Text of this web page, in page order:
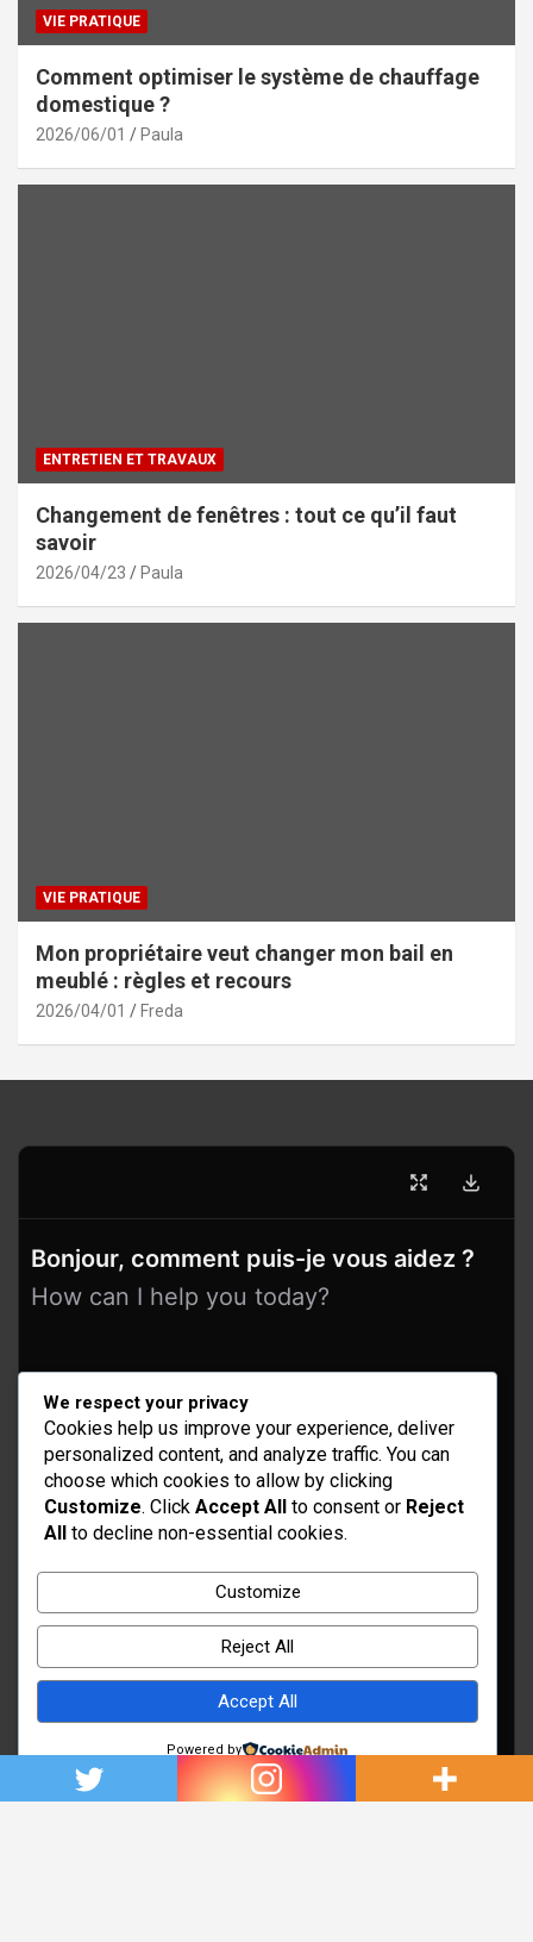
VIE PRATIQUE
Comment optimiser le système de chauffage
domestique ?
2026/06/01 Paula
ENTRETIEN ET TRAVAUX
Changement de fenêtres : tout ce qu’il faut
savoir
2026/04/23 Paula
VIE PRATIQUE
Mon propriétaire veut changer mon bail en
meublé : règles et recours
2026/04/01 Freda
Bonjour, comment puis-je vous aidez ?
How can I help you today?
Idées d’aménagement et déco
Conseil bricolage et jardinage
Choix d'outillage et de matériaux
We respect your privacy
Cookies help us improve your experience, deliver
personalized content, and analyze traffic. You can
choose which cookies to allow by clicking
Customize. Click Accept All to consent or Reject
All to decline non-essential cookies.
Customize
Reject All
Accept All
Powered by